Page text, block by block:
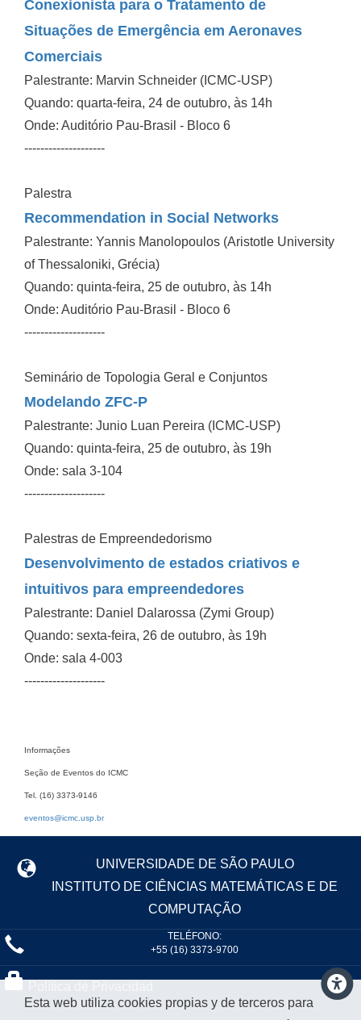
Conexionista para o Tratamento de
Situações de Emergência em Aeronaves
Comerciais
Palestrante: Marvin Schneider (ICMC-USP)
Quando: quarta-feira, 24 de outubro, às 14h
Onde: Auditório Pau-Brasil - Bloco 6
--------------------
Palestra
Recommendation in Social Networks
Palestrante: Yannis Manolopoulos (Aristotle University
of Thessaloniki, Grécia)
Quando: quinta-feira, 25 de outubro, às 14h
Onde: Auditório Pau-Brasil - Bloco 6
--------------------
Seminário de Topologia Geral e Conjuntos
Modelando ZFC-P
Palestrante: Junio Luan Pereira (ICMC-USP)
Quando: quinta-feira, 25 de outubro, às 19h
Onde: sala 3-104
--------------------
Palestras de Empreendedorismo
Desenvolvimento de estados criativos e
intuitivos para empreendedores
Palestrante: Daniel Dalarossa (Zymi Group)
Quando: sexta-feira, 26 de outubro, às 19h
Onde: sala 4-003
--------------------
Informações
Seção de Eventos do ICMC
Tel. (16) 3373-9146
eventos@icmc.usp.br
UNIVERSIDADE DE SÃO PAULO
INSTITUTO DE CIÊNCIAS MATEMÁTICAS E DE
COMPUTAÇÃO
TELÉFONO:
+55 (16) 3373-9700
Esta web utiliza cookies propias y de terceros para